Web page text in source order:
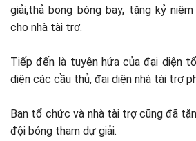
giải,thả bong bóng bay, tặng kỷ
cho nhà tài trợ.
Tiếp đến là tuyên hứa của đại diện
diện các cầu thủ, đại diện nhà tài trợ
Ban tổ chức và nhà tài trợ cũng đã
đội bóng tham dự giải.